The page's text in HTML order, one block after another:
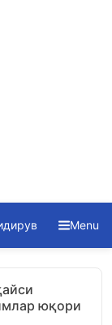
Menu
юқори